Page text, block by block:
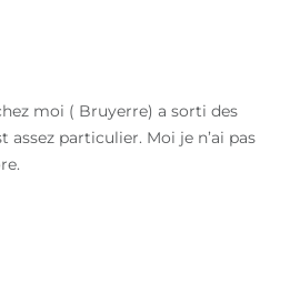
moi ( Bruyerre) a sorti des
assez particulier. Moi je n’ai pas